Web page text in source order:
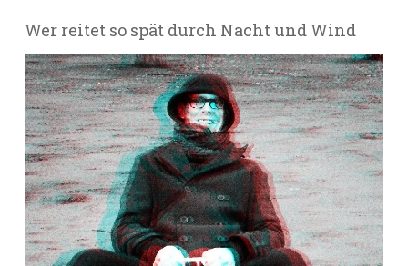
Wer reitet so spät durch Nacht und Wind